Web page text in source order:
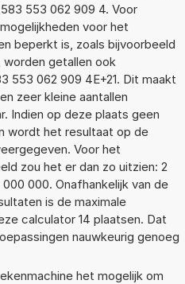
553 062 909 4. Voor
voor het
beperkt is, zoals bijvoorbeeld
worden getallen ook
553 062 909 4E+21. Dit maakt
zeer kleine aantallen
Indien op deze plaats geen
wordt het resultaat op de
Voor het
zou het er dan zo uitzien: 2
000. Onafhankelijk van de
is de maximale
calculator 14 plaatsen. Dat
nauwkeurig genoeg
het mogelijk om